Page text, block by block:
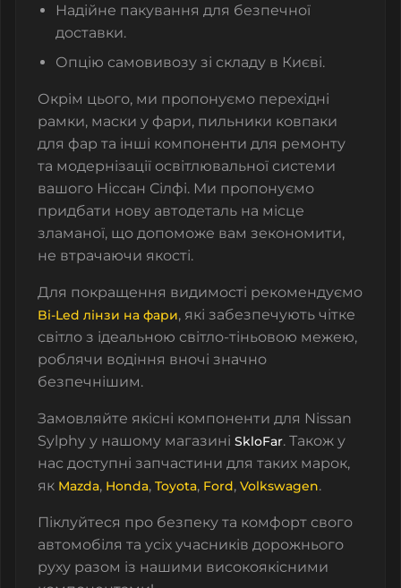
Надійне пакування для безпечної
доставки.
Опцію самовивозу зі складу в Києві.
Окрім цього, ми пропонуємо перехідні
рамки, маски у фари, пильники ковпаки
для фар та інші компоненти для ремонту
та модернізації освітлювальної системи
вашого Ніссан Сілфі. Ми пропонуємо
придбати нову автодеталь на місце
зламаної, що допоможе вам зекономити,
не втрачаючи якості.
Для покращення видимості рекомендуємо
Bi-Led лінзи на фари, які забезпечують чітке
світло з ідеальною світло-тіньовою межею,
роблячи водіння вночі значно
безпечнішим.
Замовляйте якісні компоненти для Nissan
Sylphy у нашому магазині SkloFar. Також у
нас доступні запчастини для таких марок,
як Mazda, Honda, Toyota, Ford, Volkswagen.
Піклуйтеся про безпеку та комфорт свого
автомобіля та усіх учасників дорожнього
руху разом із нашими високоякісними